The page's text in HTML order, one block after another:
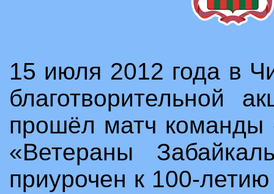
15 июля 2012 года в
благотворительной
прошёл матч команды
«Ветераны
приурочен к 100-